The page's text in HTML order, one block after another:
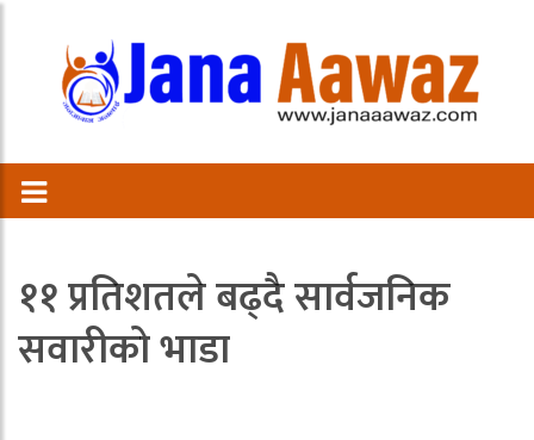
११ प्रतिशतले बढ्दै सार्वजनिक
सवारीको भाडा